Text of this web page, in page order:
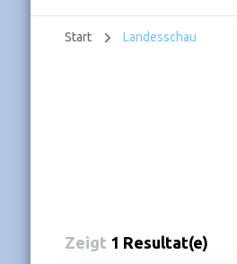
Start Landesschau
Zeigt 1 Resultat(e)